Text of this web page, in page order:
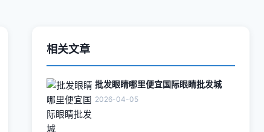
相关文章
批发眼睛哪里便宜国际眼睛批发城
2026-04-05